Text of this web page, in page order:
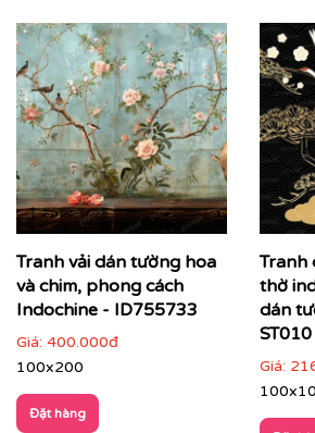
Printekkhông chỉ bán tranh, chúng
tạo nên những không gian tràn đầy
thẩm mỹ khác biệt.
⇨Tìm tranh dán tường
đẹp theo
Tranh vải dán tường hoa
và chim, phong cách
Indochine - ID755733
Giá: 400.000đ
100x200
Đặt hàng
Tranh
thờ
dán
ST010
Giá: